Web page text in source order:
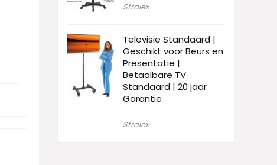
Stralex
Televisie Standaard |
Geschikt voor Beurs en
Presentatie |
Betaalbare TV
Standaard | 20 jaar
Garantie
Stralex